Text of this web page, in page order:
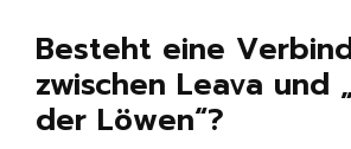
Besteht eine
zwischen Leava und
der Löwen“?